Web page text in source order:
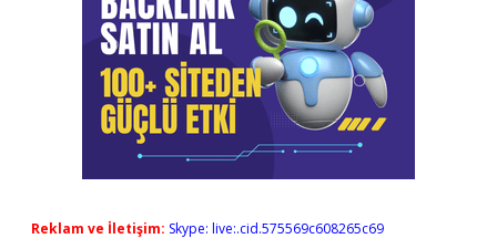
Reklam ve İletişim: Skype: live:.cid.575569c608265c69